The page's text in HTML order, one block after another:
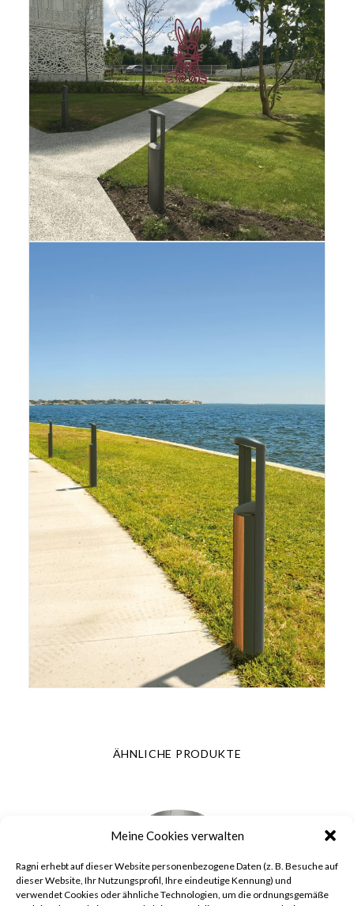
Meine Cookies verwalten
Ragni erhebt auf dieser Website personenbezogene Daten (z. B. Besuche auf
dieser Website, Ihr Nutzungsprofil, Ihre eindeutige Kennung) und
verwendet Cookies oder ähnliche Technologien, um die ordnungsgemäße
ÄHNLICHE PRODUKTE